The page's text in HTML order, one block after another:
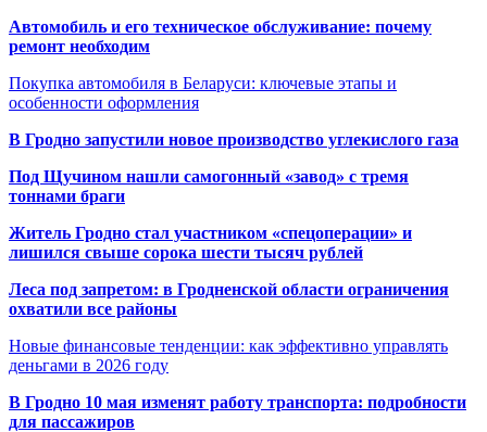
Автомобиль и его техническое обслуживание: почему
ремонт необходим
Покупка автомобиля в Беларуси: ключевые этапы и
особенности оформления
В Гродно запустили новое производство углекислого газа
Под Щучином нашли самогонный «завод» с тремя
тоннами браги
Житель Гродно стал участником «спецоперации» и
лишился свыше сорока шести тысяч рублей
Леса под запретом: в Гродненской области ограничения
охватили все районы
Новые финансовые тенденции: как эффективно управлять
деньгами в 2026 году
В Гродно 10 мая изменят работу транспорта: подробности
для пассажиров